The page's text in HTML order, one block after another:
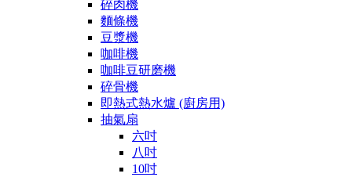
碎肉機
麵條機
豆漿機
咖啡機
咖啡豆研磨機
碎骨機
即熱式熱水爐 (廚房用)
抽氣扇
六吋
八吋
10吋